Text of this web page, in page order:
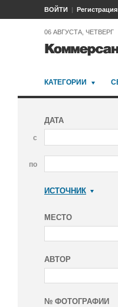
ВОЙТИ Регистрация
06 АВГУСТА, ЧЕТВЕРГ
КАТЕГОРИИ
ДАТА
с
по
ИСТОЧНИК
МЕСТО
АВТОР
№ ФОТОГРАФИИ